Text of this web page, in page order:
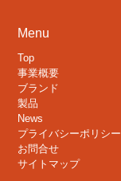
Menu
Top
事業概要
ブランド
製品
News
プライバシーポリシー
お問合せ
サイトマップ